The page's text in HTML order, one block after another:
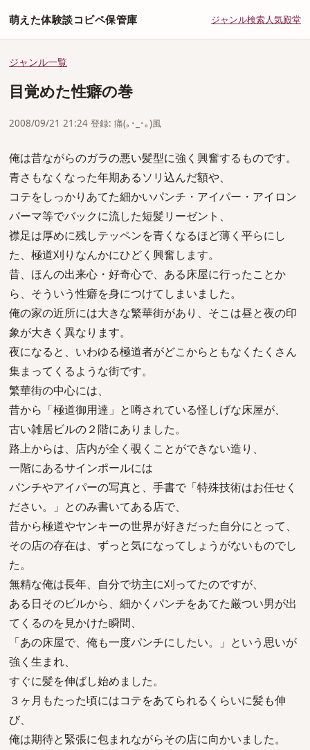
萌えた体験談コピペ保管庫 ジャンル検索人気殿堂
ジャンル一覧
目覚めた性癖の巻
2008/09/21 21:24 登録: 痛(｡･_･｡)風
俺は昔ながらのガラの悪い髪型に強く興奮するものです。
青さもなくなった年期あるソリ込んだ額や、
コテをしっかりあてた細かいパンチ・アイパー・アイロン
パーマ等でバックに流した短髪リーゼント、
襟足は厚めに残しテッペンを青くなるほど薄く平らにし
た、極道刈りなんかにひどく興奮します。
昔、ほんの出来心・好奇心で、ある床屋に行ったことか
ら、そういう性癖を身につけてしまいました。
俺の家の近所には大きな繁華街があり、そこは昼と夜の印
象が大きく異なります。
夜になると、いわゆる極道者がどこからともなくたくさん
集まってくるような街です。
繁華街の中心には、
昔から「極道御用達」と噂されている怪しげな床屋が、
古い雑居ビルの２階にありました。
路上からは、店内が全く覗くことができない造り、
一階にあるサインポールには
パンチやアイパーの写真と、手書で「特殊技術はお任せく
ださい。」とのみ書いてある店で、
昔から極道やヤンキーの世界が好きだった自分にとって、
その店の存在は、ずっと気になってしょうがないものでし
た。
無精な俺は長年、自分で坊主に刈ってたのですが、
ある日そのビルから、細かくパンチをあてた厳つい男が出
てくるのを見かけた瞬間、
「あの床屋で、俺も一度パンチにしたい。」という思いが
強く生まれ、
すぐに髪を伸ばし始めました。
３ヶ月もたった頃にはコテをあてられるくらいに髪も伸
び、
俺は期待と緊張に包まれながらその店に向かいました。